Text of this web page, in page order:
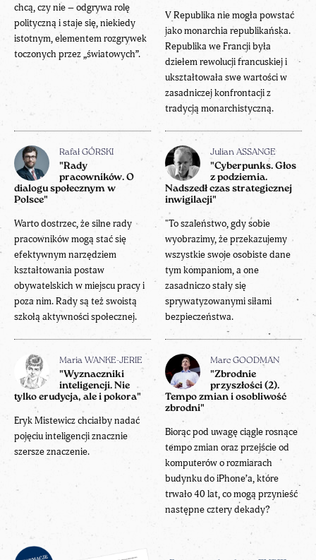
chcą, czy nie – odgrywa rolę
polityczną i staje się, niekiedy
istotnym, elementem rozgrywek
toczonych przez „światowych”.
V Republika nie mogła powstać
jako monarchia republikańska.
Republika we Francji była
dziełem rewolucji francuskiej i
ukształtowała swe wartości w
zasadniczej konfrontacji z
tradycją monarchistyczną.
Rafał GÓRSKI
"Rady
pracowników. O
dialogu społecznym w
Polsce"
Warto dostrzec, że silne rady
pracowników mogą stać się
efektywnym narzędziem
kształtowania postaw
obywatelskich w miejscu pracy i
poza nim. Rady są też swoistą
szkołą aktywności społecznej.
Julian ASSANGE
"Cyberpunks. Głos
z podziemia.
Nadszedł czas strategicznej
inwigilacji"
"To szaleństwo, gdy sobie
wyobrazimy, że przekazujemy
wszystkie swoje osobiste dane
tym kompaniom, a one
zasadniczo stały się
sprywatyzowanymi siłami
bezpieczeństwa.
Maria WANKE-JERIE
"Wyznaczniki
inteligencji. Nie
tylko erudycja, ale i pokora"
Eryk Mistewicz chciałby nadać
pojęciu inteligencji znacznie
szersze znaczenie.
Marc GOODMAN
"Zbrodnie
przyszłości (2).
Tempo zmian i osobliwość
zbrodni"
Biorąc pod uwagę ciągle rosnące
tempo zmian oraz przejście od
komputerów o rozmiarach
budynku do iPhone’a, które
trwało 40 lat, co mogą przynieść
następne cztery dekady?